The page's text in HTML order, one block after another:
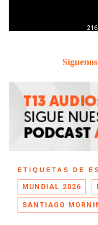
ETIQUETAS DE
MUNDIAL 2026
SANTIAGO